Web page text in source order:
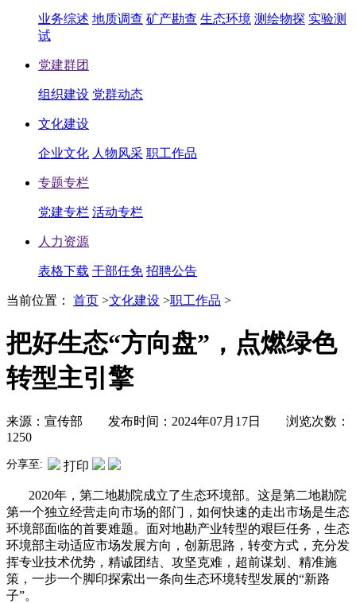
业务综述 地质调查 矿产勘查 生态环境 测绘物探 实验测
试
党建群团
组织建设 党群动态
文化建设
企业文化 人物风采 职工作品
专题专栏
党建专栏 活动专栏
人力资源
表格下载 干部任免 招聘公告
当前位置： 首页 >文化建设 >职工作品 >
把好生态“方向盘”，点燃绿色
转型主引擎
来源：宣传部 发布时间：2024年07月17日 浏览次数：
1250
分享至: 打印
2020年，第二地勘院成立了生态环境部。这是第二地勘院
第一个独立经营走向市场的部门，如何快速的走出市场是生态
环境部面临的首要难题。面对地勘产业转型的艰巨任务，生态
环境部主动适应市场发展方向，创新思路，转变方式，充分发
挥专业技术优势，精诚团结、攻坚克难，超前谋划、精准施
策，一步一个脚印探索出一条向生态环境转型发展的“新路
子”。